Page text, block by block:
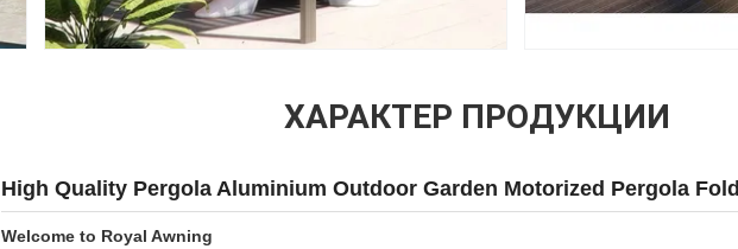
ХАРАКТЕР ПРОДУКЦИИ
High Quality Pergola Aluminium Outdoor Garden Motorized Pergola
Welcome to Royal Awning